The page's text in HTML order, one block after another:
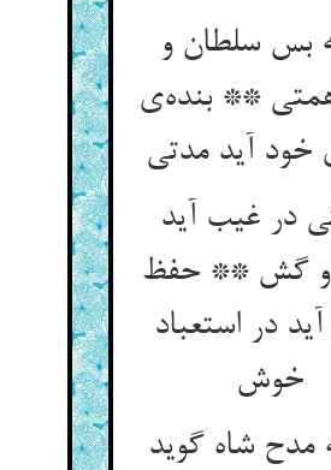
بس سلطان و
** بنده‌‌ی
در غیب آید
گش ** حفظ
در استعباد
مدح شاه گوید